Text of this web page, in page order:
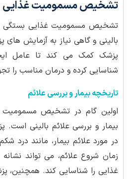
تشخیص مسمومیت غذایی
تشخیص مسمومیت غذایی بستگی به
بالینی و گاهی نیاز به آزمایش های
پزشک کمک می کند تا عامل
شناسایی کرده و درمان مناسب را
تاریخچه بیمار و بررسی علائم
اولین گام در تشخیص مسمومیت
بیمار و بررسی علائم بالینی است.
در مورد علائم بیمار، مانند درد
زمان شروع علائم، می تواند
غذایی را شناسایی کند. همچنین،